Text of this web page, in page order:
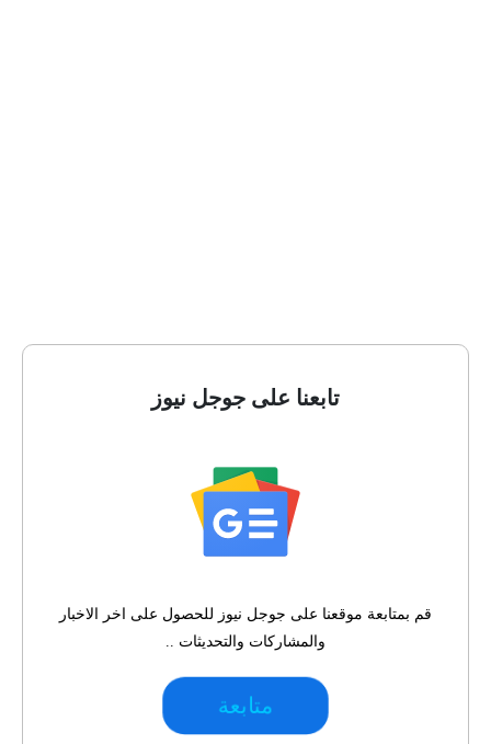
تابعنا على جوجل نيوز
قم بمتابعة موقعنا على جوجل نيوز للحصول على اخر الاخبار
والمشاركات والتحديثات ..
متابعة